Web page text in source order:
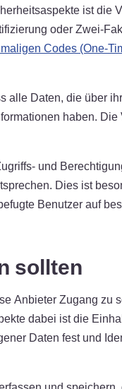
ist die
oder Zwei-
Codes (One-
Daten, die über
haben.
und
Dies ist
Benutzer auf
sollten
Anbieter Zugang
dabei ist die
Daten fest und